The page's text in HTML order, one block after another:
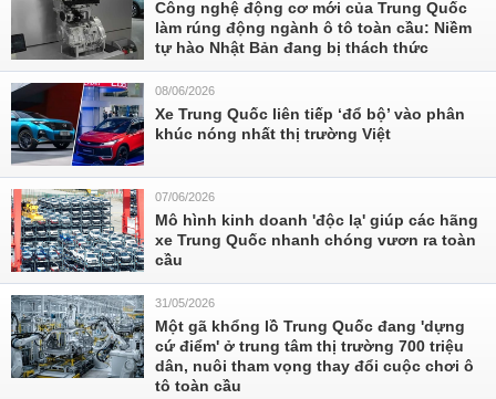
Công nghệ động cơ mới của Trung Quốc
làm rúng động ngành ô tô toàn cầu: Niềm
tự hào Nhật Bản đang bị thách thức
08/06/2026
Xe Trung Quốc liên tiếp ‘đổ bộ’ vào phân
khúc nóng nhất thị trường Việt
07/06/2026
Mô hình kinh doanh 'độc lạ' giúp các hãng
xe Trung Quốc nhanh chóng vươn ra toàn
cầu
31/05/2026
Một gã khổng lồ Trung Quốc đang 'dựng
cứ điểm' ở trung tâm thị trường 700 triệu
dân, nuôi tham vọng thay đổi cuộc chơi ô
tô toàn cầu